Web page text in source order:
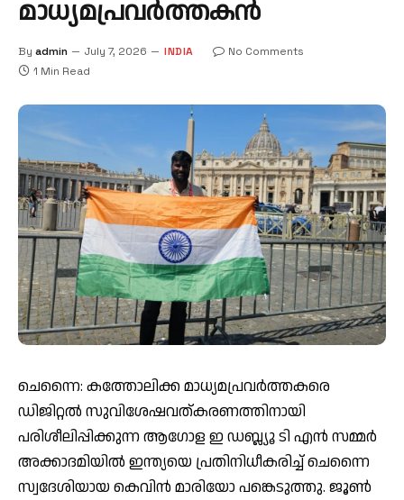
മാധ്യമപ്രവർത്തകൻ
By admin July 7, 2026 INDIA
No Comments
1 Min Read
ചെന്നൈ: കത്തോലിക്ക മാധ്യമപ്രവർത്തകരെ
ഡിജിറ്റൽ സുവിശേഷവത്കരണത്തിനായി
പരിശീലിപ്പിക്കുന്ന ആഗോള ഇ ഡബ്ല്യൂ ടി എൻ സമ്മർ
അക്കാദമിയിൽ ഇന്ത്യയെ പ്രതിനിധീകരിച്ച് ചെന്നൈ
സ്വദേശിയായ കെവിൻ മാരിയോ പങ്കെടുത്തു. ജൂൺ